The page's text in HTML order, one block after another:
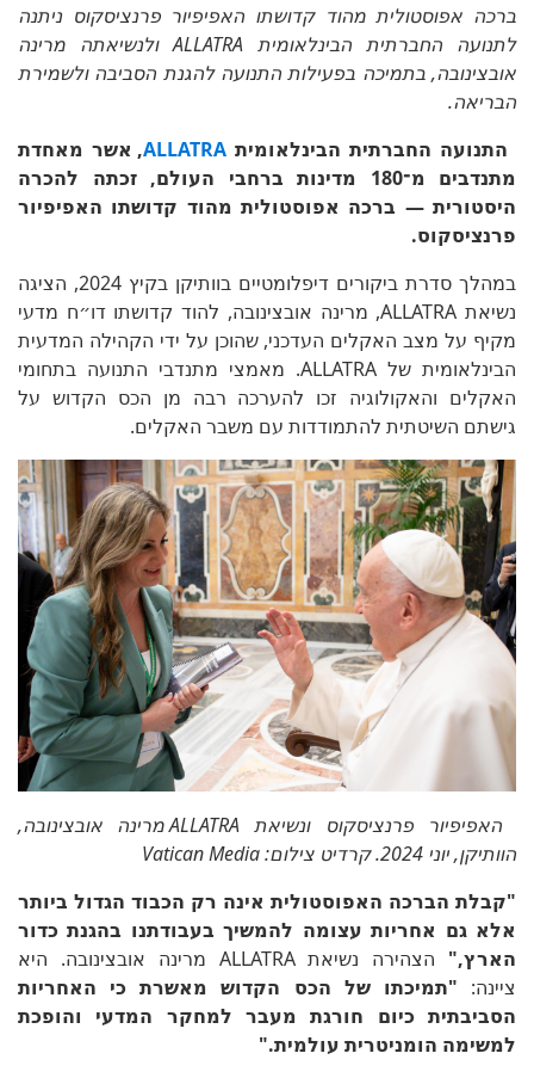
ברכה אפוסטולית מהוד קדושתו האפיפיור פרנציסקוס ניתנה
לתנועה החברתית הבינלאומית ALLATRA ולנשיאתה מרינה
אובצינובה, בתמיכה בפעילות התנועה להגנת הסביבה ולשמירת
הבריאה.
התנועה החברתית הבינלאומית ALLATRA, אשר מאחדת
מתנדבים מ־180 מדינות ברחבי העולם, זכתה להכרה
היסטורית — ברכה אפוסטולית מהוד קדושתו האפיפיור
פרנציסקוס.
במהלך סדרת ביקורים דיפלומטיים בוותיקן בקיץ 2024, הציגה
נשיאת ALLATRA, מרינה אובצינובה, להוד קדושתו דו״ח מדעי
מקיף על מצב האקלים העדכני, שהוכן על ידי הקהילה המדעית
הבינלאומית של ALLATRA. מאמצי מתנדבי התנועה בתחומי
האקלים והאקולוגיה זכו להערכה רבה מן הכס הקדוש על
גישתם השיטתית להתמודדות עם משבר האקלים.
האפיפיור פרנציסקוס ונשיאת ALLATRA מרינה אובצינובה,
הוותיקן, יוני 2024. קרדיט צילום: Vatican Media
"קבלת הברכה האפוסטולית אינה רק הכבוד הגדול ביותר
אלא גם אחריות עצומה להמשיך בעבודתנו בהגנת כדור
הארץ,"
הצהירה נשיאת ALLATRA מרינה אובצינובה. היא
ציינה: "תמיכתו של הכס הקדוש מאשרת כי האחריות
הסביבתית כיום חורגת מעבר למחקר המדעי והופכת
למשימה הומניטרית עולמית."